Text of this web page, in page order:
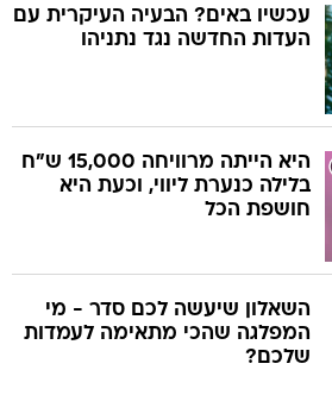
עכשיו באים? הבעיה העיקרית עם
העדות החדשה נגד נתניהו
היא הייתה מרוויחה 15,000 ש"ח
בלילה כנערת ליווי, וכעת היא
חושפת הכל
השאלון שיעשה לכם סדר - מי
המפלגה שהכי מתאימה לעמדות
שלכם?